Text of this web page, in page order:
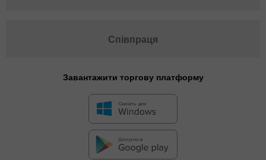
Співпраця
Завантажити торгову платформу